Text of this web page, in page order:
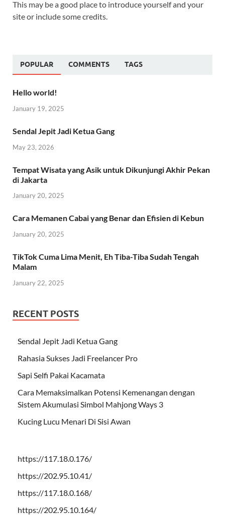
This may be a good place to introduce yourself and your
site or include some credits.
POPULAR COMMENTS TAGS
Hello world!
January 19, 2025
Sendal Jepit Jadi Ketua Gang
May 23, 2026
Tempat Wisata yang Asik untuk Dikunjungi Akhir Pekan
di Jakarta
January 20, 2025
Cara Memanen Cabai yang Benar dan Efisien di Kebun
January 20, 2025
TikTok Cuma Lima Menit, Eh Tiba-Tiba Sudah Tengah
Malam
January 22, 2025
RECENT POSTS
Sendal Jepit Jadi Ketua Gang
Rahasia Sukses Jadi Freelancer Pro
Sapi Selfi Pakai Kacamata
Cara Memaksimalkan Potensi Kemenangan dengan
Sistem Akumulasi Simbol Mahjong Ways 3
Kucing Lucu Menari Di Sisi Awan
https://117.18.0.176/
https://202.95.10.41/
https://117.18.0.168/
https://202.95.10.164/